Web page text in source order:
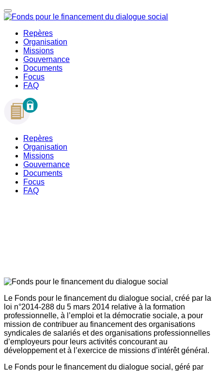
Repères
Organisation
Missions
Gouvernance
Documents
Focus
FAQ
Repères
Organisation
Missions
Gouvernance
Documents
Focus
FAQ
Le Fonds pour le financement du dialogue social, créé par la
loi n°2014-288 du 5 mars 2014 relative à la formation
professionnelle, à l’emploi et la démocratie sociale, a pour
mission de contribuer au financement des organisations
syndicales de salariés et des organisations professionnelles
d’employeurs pour leurs activités concourant au
développement et à l’exercice de missions d’intérêt général.
Le Fonds pour le financement du dialogue social, géré par